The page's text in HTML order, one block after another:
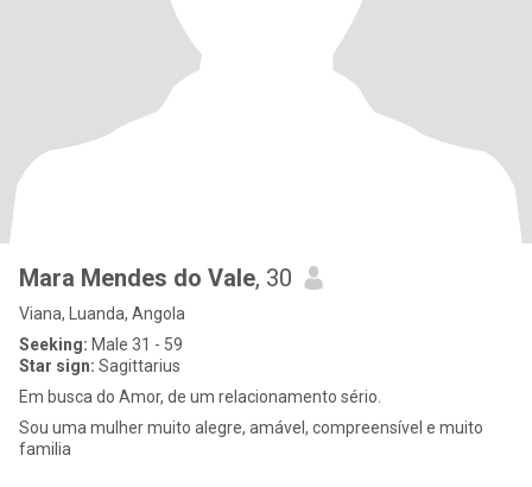
Mara Mendes do Vale, 30
Viana, Luanda, Angola
Seeking: Male 31 - 59
Star sign: Sagittarius
Em busca do Amor, de um relacionamento sério.
Sou uma mulher muito alegre, amável, compreensível e muito
familia